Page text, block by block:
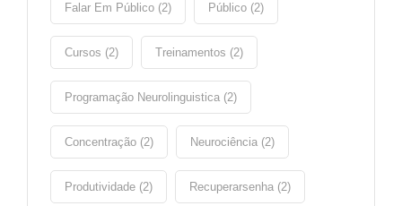
Falar Em Público (2) Público (2)
Cursos (2) Treinamentos (2)
Programação Neurolinguistica (2)
Concentração (2) Neurociência (2)
Produtividade (2) Recuperarsenha (2)